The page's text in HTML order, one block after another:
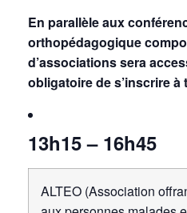
En parallèle aux
orthopédagogique
d’associations sera
obligatoire de s’inscrire
13h15 – 16h45
ALTEO (Association